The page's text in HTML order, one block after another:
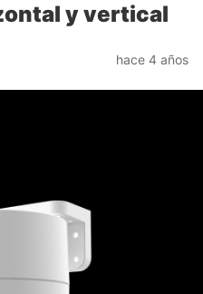
y vertical
hace 4 años